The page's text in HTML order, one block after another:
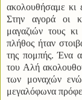
ακολουθήσαμε κι
Στην αγορά οι
μαγαζιών τους
πλήθος ήταν
της πομπής. Ένα
του Αλή
των μοναχών
μεγαλόφωνα